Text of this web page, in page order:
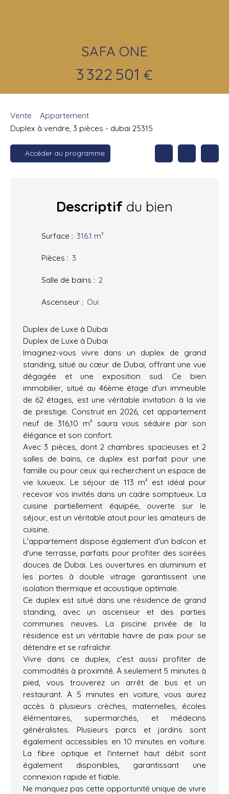
SAFA ONE
3 322 501 €
Vente
Appartement
Duplex à vendre, 3 pièces - dubai 25315
Accéder au programme
Descriptif du bien
Surface : 316.1 m²
Pièces : 3
Salle de bains : 2
Ascenseur : Oui
Duplex de Luxe à Dubai
Duplex de Luxe à Dubai
Imaginez-vous vivre dans un duplex de grand
standing, situé au cœur de Dubai, offrant une vue
dégagée et une exposition sud. Ce bien
immobilier, situé au 46ème étage d'un immeuble
de 62 étages, est une véritable invitation à la vie
de prestige. Construit en 2026, cet appartement
neuf de 316,10 m² saura vous séduire par son
élégance et son confort.
Avec 3 pièces, dont 2 chambres spacieuses et 2
salles de bains, ce duplex est parfait pour une
famille ou pour ceux qui recherchent un espace de
vie luxueux. Le séjour de 113 m² est idéal pour
recevoir vos invités dans un cadre somptueux. La
cuisine partiellement équipée, ouverte sur le
séjour, est un véritable atout pour les amateurs de
cuisine.
L'appartement dispose également d'un balcon et
d'une terrasse, parfaits pour profiter des soirées
douces de Dubai. Les ouvertures en aluminium et
les portes à double vitrage garantissent une
isolation thermique et acoustique optimale.
Ce duplex est situé dans une résidence de grand
standing, avec un ascenseur et des parties
communes neuves. La piscine privée de la
résidence est un véritable havre de paix pour se
détendre et se rafraîchir.
Vivre dans ce duplex, c'est aussi profiter de
commodités à proximité. À seulement 5 minutes à
pied, vous trouverez un arrêt de bus et un
restaurant. À 5 minutes en voiture, vous aurez
accès à plusieurs crèches, maternelles, écoles
élémentaires, supermarchés, et médecins
généralistes. Plusieurs parcs et jardins sont
également accessibles en 10 minutes en voiture.
La fibre optique et l'internet haut débit sont
également disponibles, garantissant une
connexion rapide et fiable.
Ne manquez pas cette opportunité unique de vivre